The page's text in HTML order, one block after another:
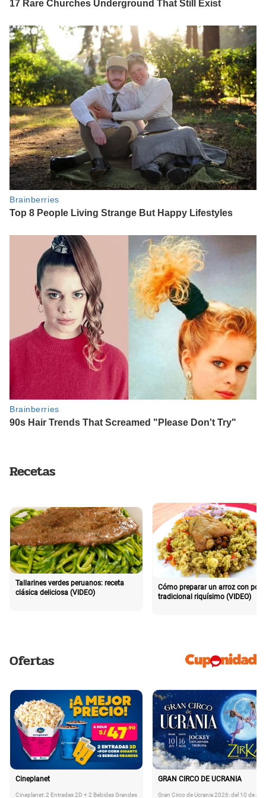
Recetas
Tallarines verdes peruanos: receta
clásica deliciosa (VIDEO)
Cómo preparar un arroz con pollo
tradicional riquísimo (VIDEO)
Ofertas
Cineplanet
Cineplanet: 2 Entradas 2D + 2 Bebidas Grandes
GRAN CIRCO DE UCRANIA
Gran Circo de Ucrania 2026: del 10 de